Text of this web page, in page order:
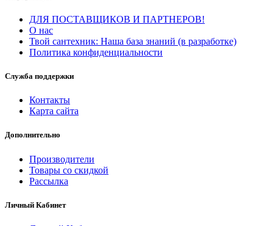
ДЛЯ ПОСТАВЩИКОВ И ПАРТНЕРОВ!
О нас
Твой сантехник: Наша база знаний (в разработке)
Политика конфиденциальности
Служба поддержки
Контакты
Карта сайта
Дополнительно
Производители
Товары со скидкой
Рассылка
Личный Кабинет